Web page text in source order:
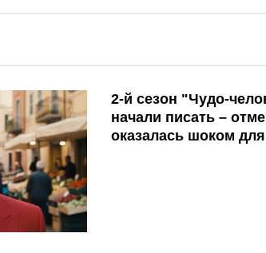
2-й сезон "Чудо-
начали писать –
оказалась шоком